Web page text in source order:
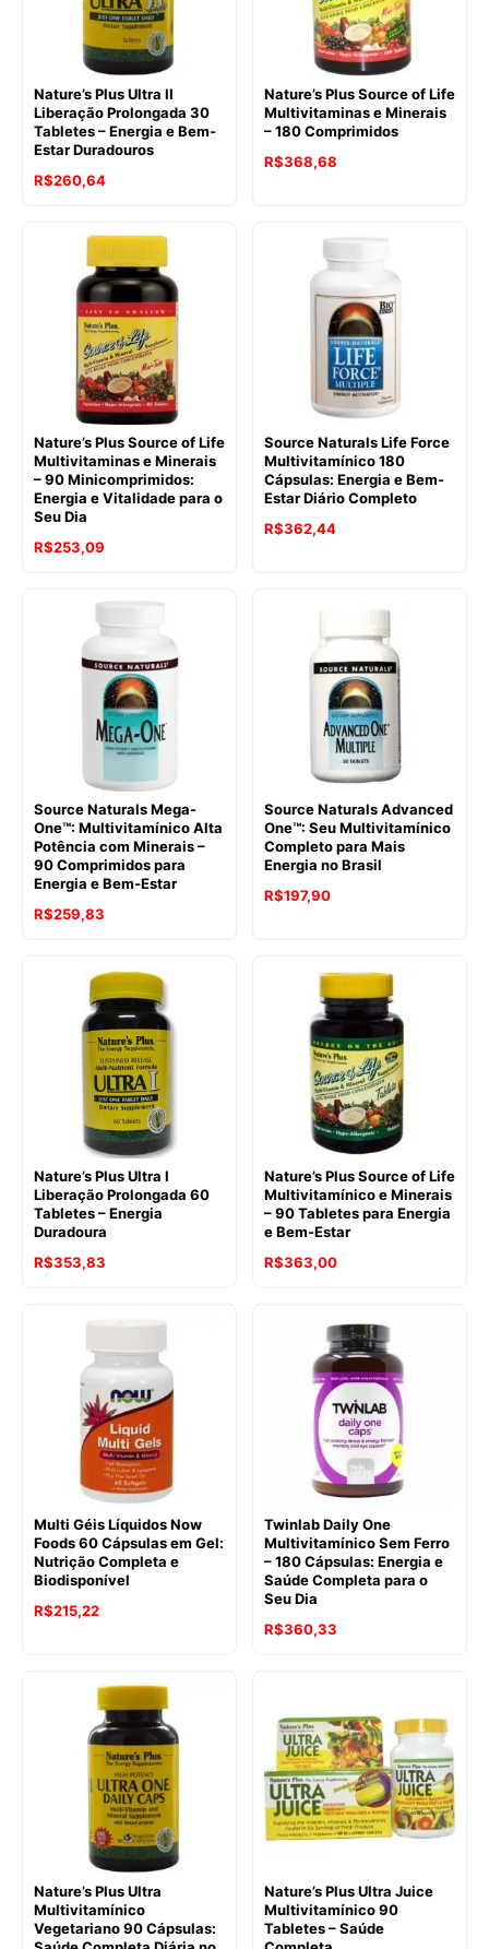
Nature’s Plus Ultra II
Liberação Prolongada 30
Tabletes – Energia e Bem-
Estar Duradouros
R$260,64
Nature’s Plus Source of Life
Multivitaminas e Minerais
– 180 Comprimidos
R$368,68
Nature’s Plus Source of Life
Multivitaminas e Minerais
– 90 Minicomprimidos:
Energia e Vitalidade para o
Seu Dia
R$253,09
Source Naturals Life Force
Multivitamínico 180
Cápsulas: Energia e Bem-
Estar Diário Completo
R$362,44
Source Naturals Mega-
One™: Multivitamínico Alta
Potência com Minerais –
90 Comprimidos para
Energia e Bem-Estar
R$259,83
Source Naturals Advanced
One™: Seu Multivitamínico
Completo para Mais
Energia no Brasil
R$197,90
Nature’s Plus Ultra I
Liberação Prolongada 60
Tabletes – Energia
Duradoura
R$353,83
Nature’s Plus Source of Life
Multivitamínico e Minerais
– 90 Tabletes para Energia
e Bem-Estar
R$363,00
Multi Géis Líquidos Now
Foods 60 Cápsulas em Gel:
Nutrição Completa e
Biodisponível
R$215,22
Twinlab Daily One
Multivitamínico Sem Ferro
– 180 Cápsulas: Energia e
Saúde Completa para o
Seu Dia
R$360,33
Nature’s Plus Ultra
Multivitamínico
Vegetariano 90 Cápsulas:
Nature’s Plus Ultra Juice
Multivitamínico 90
Tabletes – Saúde